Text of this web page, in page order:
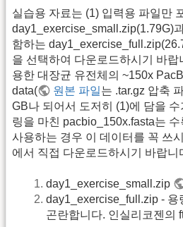
실습용 자료는 (1) 입력용 파일만
day1_exercise_small.zip(1.79G)
함하는
을 선택하여 다운로드하시기 바
용한 대장균 유전체의 ~150x
data(
원본 파일는 .tar.gz 압축
GB나 되어서 도저히 (1)에 담을
링을 마친 pacbio_150x.fasta는
사용하는 경우 이 데이터를 꼭 쓰
에서 직접 다운로드하시기 바랍니
day1_exercise_small.zip
day1_exercise_full.zip - 용
곤란합니다. 인실리코젠의